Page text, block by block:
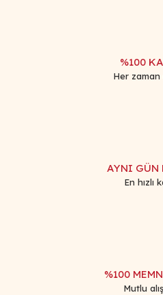
%100
Her
AYNI GÜN
En hızlı
%100
Mutlu